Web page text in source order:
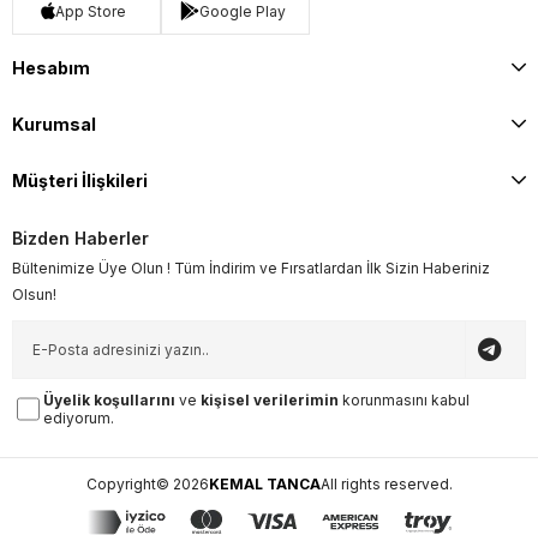
App Store Google Play
Hesabım
Kurumsal
Müşteri İlişkileri
Bizden Haberler
Bültenimize Üye Olun ! Tüm İndirim ve Fırsatlardan İlk Sizin Haberiniz
Olsun!
Üyelik koşullarını ve kişisel verilerimin korunmasını kabul
ediyorum.
Copyright© 2026KEMAL TANCAAll rights reserved.